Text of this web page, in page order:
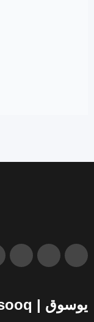
يوسوق | Usooq